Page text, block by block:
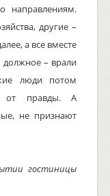
направлениям.
другие –
а все вместе
должное – врали
люди потом
от правды. А
не признают
гостиницы